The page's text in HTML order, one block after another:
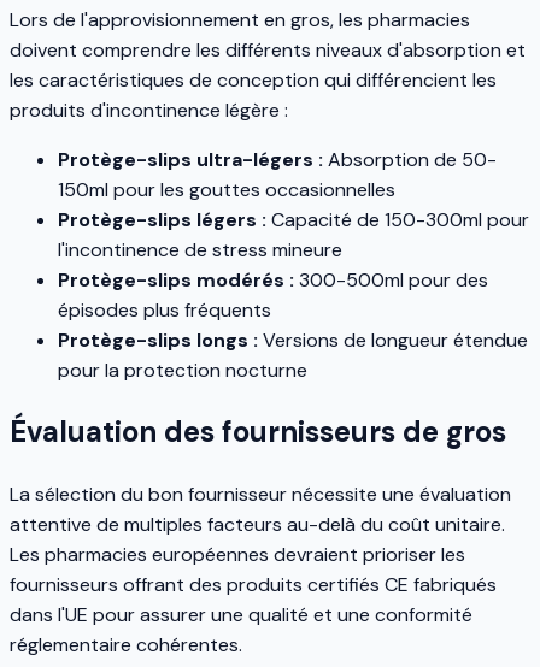
Lors de l'approvisionnement en gros, les pharmacies
doivent comprendre les différents niveaux d'absorption et
les caractéristiques de conception qui différencient les
produits d'incontinence légère :
Protège-slips ultra-légers : Absorption de 50-
150ml pour les gouttes occasionnelles
Protège-slips légers : Capacité de 150-300ml pour
l'incontinence de stress mineure
Protège-slips modérés : 300-500ml pour des
épisodes plus fréquents
Protège-slips longs : Versions de longueur étendue
pour la protection nocturne
Évaluation des fournisseurs de gros
La sélection du bon fournisseur nécessite une évaluation
attentive de multiples facteurs au-delà du coût unitaire.
Les pharmacies européennes devraient prioriser les
fournisseurs offrant des produits certifiés CE fabriqués
dans l'UE pour assurer une qualité et une conformité
réglementaire cohérentes.